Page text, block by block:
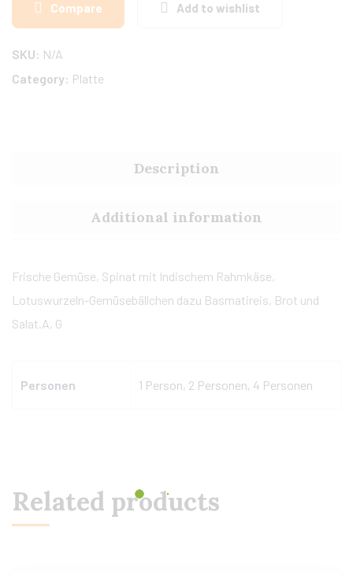
Compare Add to wishlist
SKU: N/A
Category: Platte
Description
Additional information
Frische Gemüse, Spinat mit Indischem Rahmkäse,
Lotuswurzeln-Gemüsebällchen dazu Basmatireis, Brot und
Salat.A, G
Personen 1 Person, 2 Personen, 4 Personen
Related products